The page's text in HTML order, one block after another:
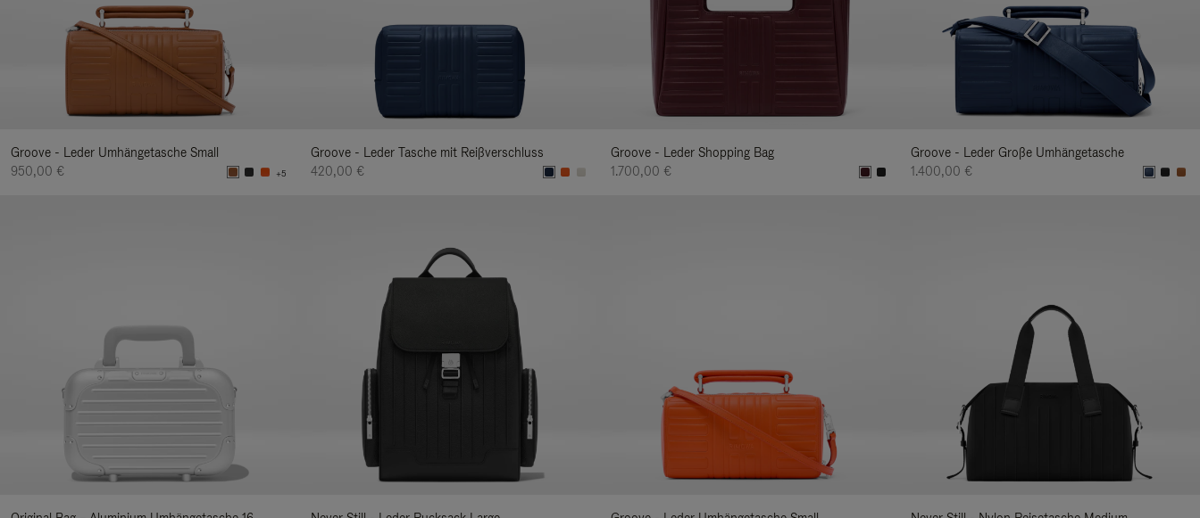
Groove - Leder Umhängetasche Small
950,00 €
+5
Groove - Leder Tasche mit Reißverschluss
420,00 €
Groove - Leder Shopping Bag
1.700,00 €
Groove - Leder Große Umhängetasche
1.400,00 €